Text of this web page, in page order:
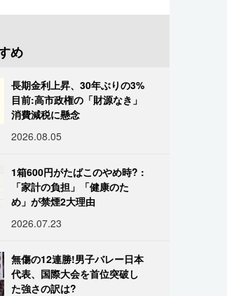
め
長期金利上昇、30年ぶりの3%
目前:高市政権の「財源なき」
消費減税に懸念
2026.08.05
1箱600円がたばこのやめ時? :
「家計の負担」「健康のた
め」が禁煙2大理由
2026.07.23
無傷の12連勝!男子バレー日本
代表、国際大会を首位突破し
た強さの訳は?